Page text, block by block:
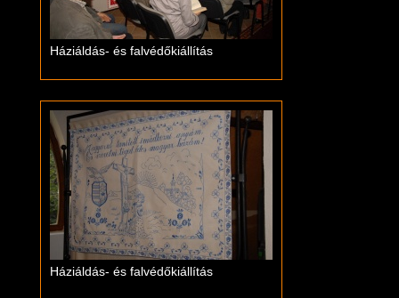
Háziáldás- és falvédőkiállítás
Háziáldás- és falvédőkiállítás